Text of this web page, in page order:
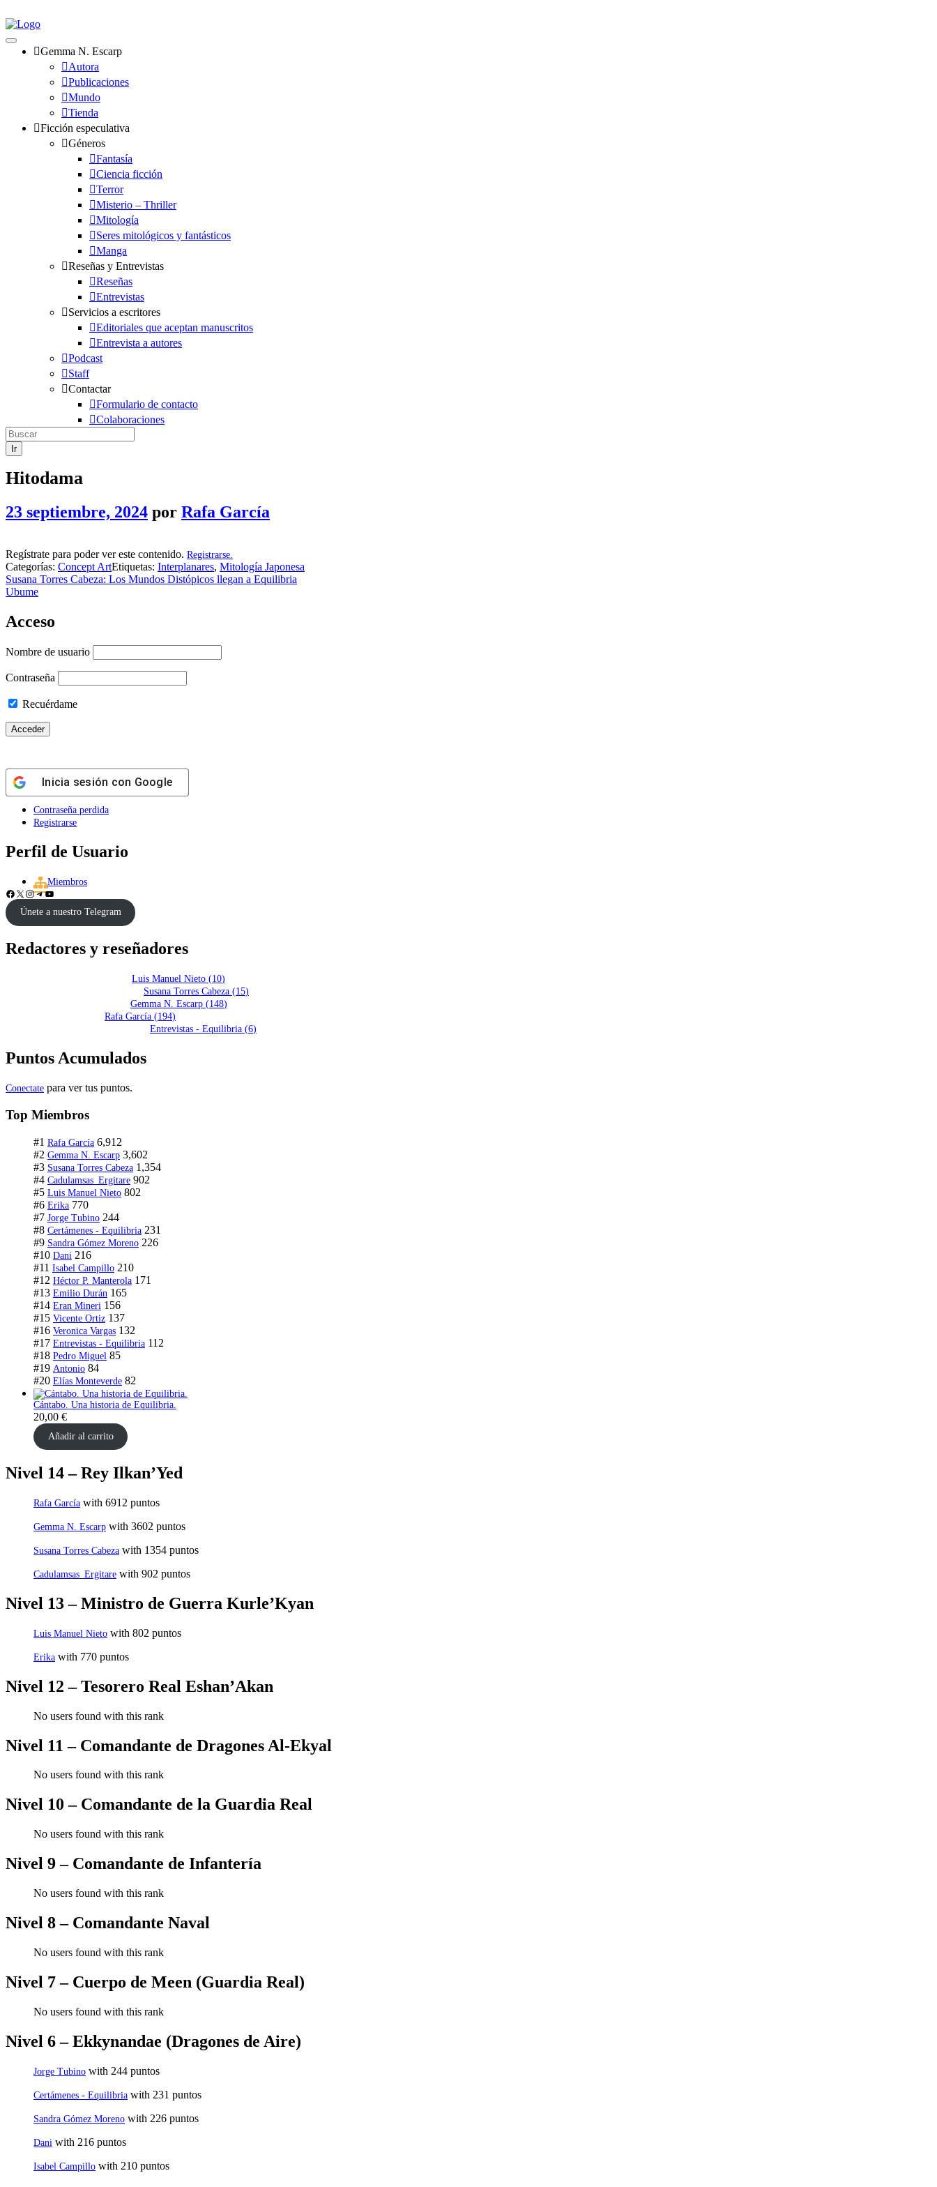
Gemma N. Escarp
Autora
Publicaciones
Mundo
Tienda
Ficción especulativa
Géneros
Fantasía
Ciencia ficción
Terror
Misterio – Thriller
Mitología
Seres mitológicos y fantásticos
Manga
Reseñas y Entrevistas
Reseñas
Entrevistas
Servicios a escritores
Editoriales que aceptan manuscritos
Entrevista a autores
Podcast
Staff
Contactar
Formulario de contacto
Colaboraciones
Hitodama
23 septiembre, 2024 por Rafa García
Regístrate para poder ver este contenido. Registrarse.
Categorías: Concept ArtEtiquetas: Interplanares, Mitología Japonesa
Susana Torres Cabeza: Los Mundos Distópicos llegan a Equilibria
Ubume
Acceso
Nombre de usuario
Contraseña
Recuérdame
Inicia sesión con Google
Contraseña perdida
Registrarse
Perfil de Usuario
Miembros
Facebook
X Instagram
Telegram
YouTube
Únete a nuestro Telegram
Redactores y reseñadores
Luis Manuel Nieto (10)
Susana Torres Cabeza (15)
Gemma N. Escarp (148)
Rafa García (194)
Entrevistas - Equilibria (6)
Puntos Acumulados
Conectate para ver tus puntos.
Top Miembros
#1 Rafa García 6,912
#2 Gemma N. Escarp 3,602
#3 Susana Torres Cabeza 1,354
#4 Cadulamsas_Ergitare 902
#5 Luis Manuel Nieto 802
#6 Erika 770
#7 Jorge Tubino 244
#8 Certámenes - Equilibria 231
#9 Sandra Gómez Moreno 226
#10 Dani 216
#11 Isabel Campillo 210
#12 Héctor P. Manterola 171
#13 Emilio Durán 165
#14 Eran Mineri 156
#15 Vicente Ortiz 137
#16 Veronica Vargas 132
#17 Entrevistas - Equilibria 112
#18 Pedro Miguel 85
#19 Antonio 84
#20 Elías Monteverde 82
Cántabo. Una historia de Equilibria.
20,00 €
Añadir al carrito
Nivel 14 – Rey Ilkan’Yed
Rafa García with 6912 puntos
Gemma N. Escarp with 3602 puntos
Susana Torres Cabeza with 1354 puntos
Cadulamsas_Ergitare with 902 puntos
Nivel 13 – Ministro de Guerra Kurle’Kyan
Luis Manuel Nieto with 802 puntos
Erika with 770 puntos
Nivel 12 – Tesorero Real Eshan’Akan
No users found with this rank
Nivel 11 – Comandante de Dragones Al-Ekyal
No users found with this rank
Nivel 10 – Comandante de la Guardia Real
No users found with this rank
Nivel 9 – Comandante de Infantería
No users found with this rank
Nivel 8 – Comandante Naval
No users found with this rank
Nivel 7 – Cuerpo de Meen (Guardia Real)
No users found with this rank
Nivel 6 – Ekkynandae (Dragones de Aire)
Jorge Tubino with 244 puntos
Certámenes - Equilibria with 231 puntos
Sandra Gómez Moreno with 226 puntos
Dani with 216 puntos
Isabel Campillo with 210 puntos